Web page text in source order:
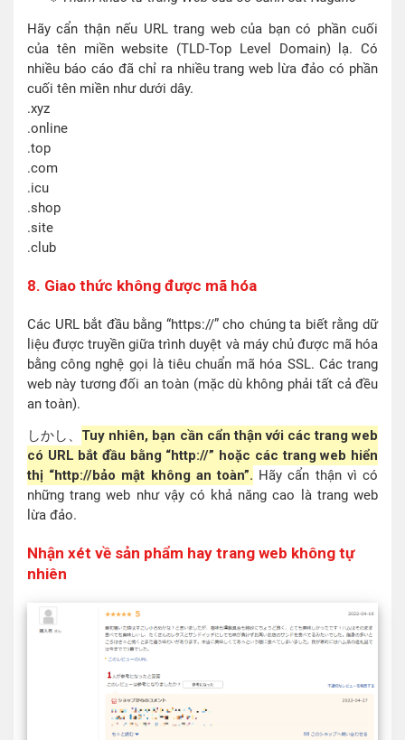
Hãy cẩn thận nếu URL trang web của bạn có phần cuối
của tên miền website (TLD-Top Level Domain) lạ. Có
nhiều báo cáo đã chỉ ra nhiều trang web lừa đảo có phần
cuối tên miền như dưới dây.
.xyz
.online
.top
.com
.icu
.shop
.site
.club
8. Giao thức không được mã hóa
Các URL bắt đầu bằng “https://” cho chúng ta biết rằng dữ
liệu được truyền giữa trình duyệt và máy chủ được mã hóa
bằng công nghệ gọi là tiêu chuẩn mã hóa SSL. Các trang
web này tương đối an toàn (mặc dù không phải tất cả đều
an toàn).
しかし、 Tuy nhiên, bạn cần cẩn thận với các trang web
có URL bắt đầu bằng “http://” hoặc các trang web hiển
thị “http://bảo mật không an toàn”. Hãy cẩn thận vì có
những trang web như vậy có khả năng cao là trang web
lừa đảo.
Nhận xét về sản phẩm hay trang web không tự
nhiên